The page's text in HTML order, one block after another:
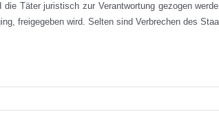
die Täter juristisch zur Verantwortung gezogen
freigegeben wird. Selten sind Verbrechen des